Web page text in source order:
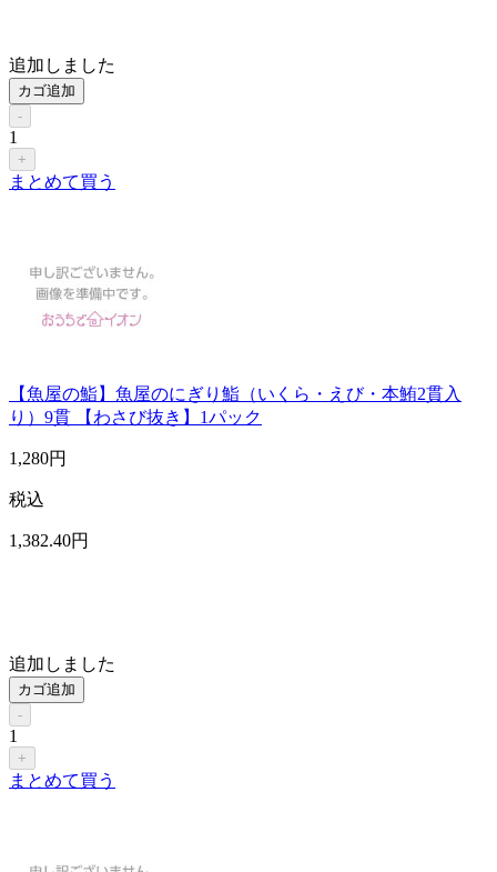
追加しました
カゴ追加
-
1
+
まとめて買う
【魚屋の鮨】魚屋のにぎり鮨（いくら・えび・本鮪2貫入
り）9貫 【わさび抜き】1パック
1,280円
税込
1,382.40円
追加しました
カゴ追加
-
1
+
まとめて買う